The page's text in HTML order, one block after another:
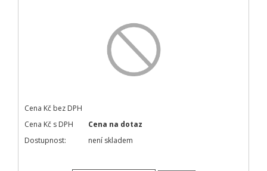
Cena Kč bez DPH
Cena Kč s DPH
Cena na dotaz
Dostupnost:
není skladem